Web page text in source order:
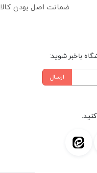
ضمانت اصل بودن کالا
باخبر شوید:
ارسال